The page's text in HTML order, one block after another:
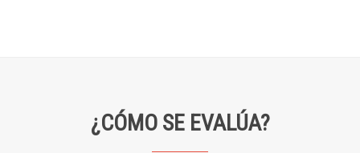
¿CÓMO SE EVALÚA?